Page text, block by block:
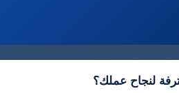
لنجاح عملك؟